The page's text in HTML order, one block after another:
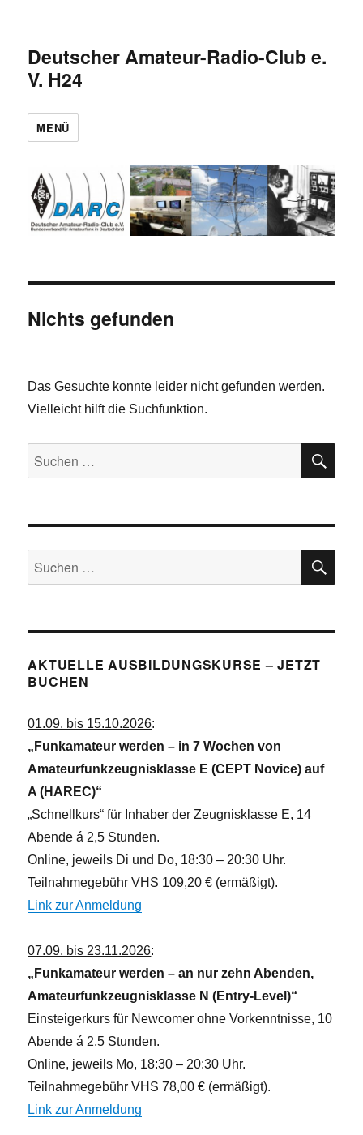
Deutscher Amateur-Radio-Club e.
V. H24
MENÜ
Nichts gefunden
Das Gesuchte konnte leider nicht gefunden werden.
Vielleicht hilft die Suchfunktion.
Suchen
nach:
Suchen
nach:
AKTUELLE AUSBILDUNGSKURSE – JETZT
BUCHEN
01.09. bis 15.10.2026:
„Funkamateur werden – in 7 Wochen von
Amateurfunkzeugnisklasse E (CEPT Novice) auf
A (HAREC)“
„Schnellkurs“ für Inhaber der Zeugnisklasse E, 14
Abende á 2,5 Stunden.
Online, jeweils Di und Do, 18:30 – 20:30 Uhr.
Teilnahmegebühr VHS 109,20 € (ermäßigt).
Link zur Anmeldung
07.09. bis 23.11.2026:
„Funkamateur werden – an nur zehn Abenden,
Amateurfunkzeugnisklasse N (Entry-Level)“
Einsteigerkurs für Newcomer ohne Vorkenntnisse, 10
Abende á 2,5 Stunden.
Online, jeweils Mo, 18:30 – 20:30 Uhr.
Teilnahmegebühr VHS 78,00 € (ermäßigt).
Link zur Anmeldung